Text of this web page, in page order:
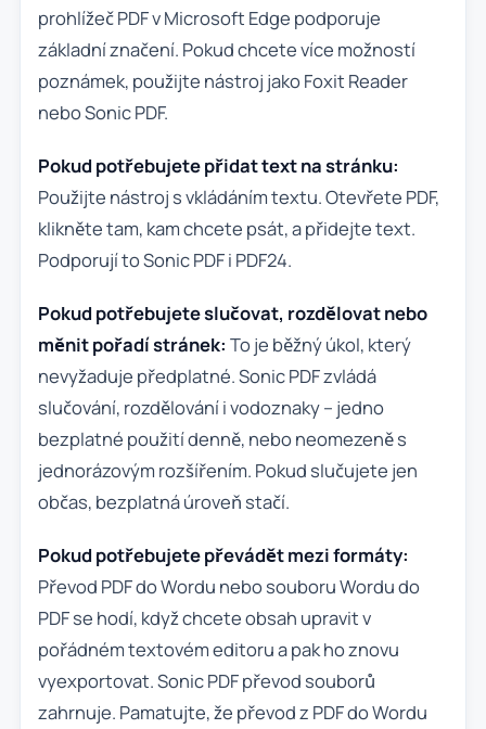
prohlížeč PDF v Microsoft Edge podporuje
základní značení. Pokud chcete více možností
poznámek, použijte nástroj jako Foxit Reader
nebo Sonic PDF.
Pokud potřebujete přidat text na stránku:
Použijte nástroj s vkládáním textu. Otevřete PDF,
klikněte tam, kam chcete psát, a přidejte text.
Podporují to Sonic PDF i PDF24.
Pokud potřebujete slučovat, rozdělovat nebo
měnit pořadí stránek: To je běžný úkol, který
nevyžaduje předplatné. Sonic PDF zvládá
slučování, rozdělování i vodoznaky – jedno
bezplatné použití denně, nebo neomezeně s
jednorázovým rozšířením. Pokud slučujete jen
občas, bezplatná úroveň stačí.
Pokud potřebujete převádět mezi formáty:
Převod PDF do Wordu nebo souboru Wordu do
PDF se hodí, když chcete obsah upravit v
pořádném textovém editoru a pak ho znovu
vyexportovat. Sonic PDF převod souborů
zahrnuje. Pamatujte, že převod z PDF do Wordu